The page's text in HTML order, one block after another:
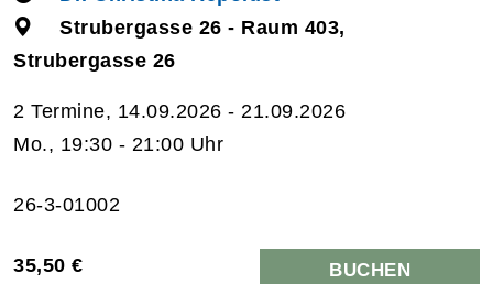
Strubergasse 26 - Raum 403,
Strubergasse 26
2 Termine, 14.09.2026 - 21.09.2026
Mo., 19:30 - 21:00 Uhr
26-3-01002
35,50 € BUCHEN